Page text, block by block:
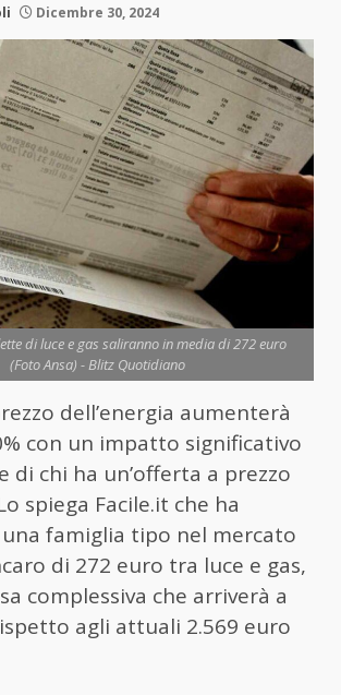
Dicembre 30, 2024
di luce e gas saliranno in media di 272 euro
(Foto Ansa) - Blitz Quotidiano
dell’energia aumenterà
con un impatto significativo
di chi ha un’offerta a prezzo
spiega Facile.it che ha
famiglia tipo nel mercato
di 272 euro tra luce e gas,
complessiva che arriverà a
agli attuali 2.569 euro